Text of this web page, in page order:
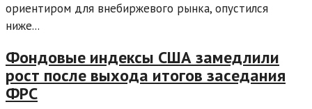
ориентиром для внебиржевого рынка, опустился
ниже...
Фондовые индексы США замедлили
рост после выхода итогов заседания
ФРС